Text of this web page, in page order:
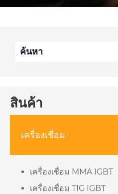
สินค้า
เครื่องเชื่อม
เครื่องเชื่อม MMA IGBT
เครื่องเชื่อม TIG IGBT